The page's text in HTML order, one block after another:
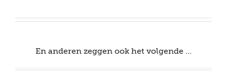
En anderen zeggen ook het volgende …